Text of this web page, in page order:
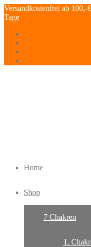
Versandkostenfrei ab
Tage
Home
Shop
7 Chakren
1.